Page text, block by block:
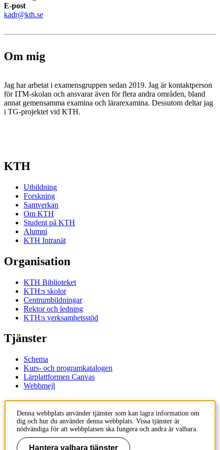
E-post
kadr@kth.se
Om mig
Jag har arbetat i examensgruppen sedan 2019. Jag är kontaktperson
för ITM-skolan och ansvarar även för flera andra områden, bland
annat gemensamma examina och lärarexamina. Dessutom deltar jag
i TG-projektet vid KTH.
KTH
Utbildning
Forskning
Samverkan
Om KTH
Student på KTH
Alumni
KTH Intranät
Organisation
KTH Biblioteket
KTH:s skolor
Centrumbildningar
Rektor och ledning
KTH:s verksamhetsstöd
Tjänster
Schema
Kurs- och programkatalogen
Lärplattformen Canvas
Webbmejl
KTH
100 44 Stockholm
+46 8 790 60 00
Denna webbplats använder tjänster som kan lagra information om
dig och hur du använder denna webbplats. Vissa tjänster är
nödvändiga för att webbplatsen ska fungera och andra är valbara.
Hantera valbara tjänster